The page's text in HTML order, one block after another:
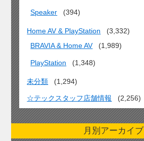
Speaker (394)
Home AV & PlayStation
(3,332)
BRAVIA & Home AV
(1,989)
PlayStation (1,348)
未分類 (1,294)
☆テックスタッフ店舗情報 (2,256)
月別アーカイブ